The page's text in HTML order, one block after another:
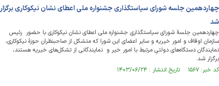
چهاردهمین جلسه شورای سیاستگذاری جشنواره ملی اعطای نشان نیکوکاری برگزار
شد
چهاردهمین جلسۀ شورای سیاستگذاری جشنواره ملی اعطای نشان نیکوکاری با حضور رئیس
سازمان اوقاف و امور خیریه و سایر اعضای این شورا که متشکل از صاحبنظران حوزۀ نیکوکاری،
نمایندگان دستگاه‌های دولتیِ مرتبط با امور خیر و نمایندگانی از تشکل‌های خیریه هستند،
برگزار شد.
کد خبر: ۱۵۶۷ تاریخ انتشار : ۱۴۰۳/۰۶/۲۴